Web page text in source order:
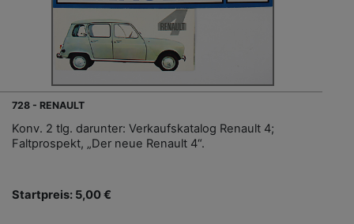
728 - RENAULT
Konv. 2 tlg. darunter: Verkaufskatalog Renault 4;
Faltprospekt, „Der neue Renault 4“.
Startpreis: 5,00 €